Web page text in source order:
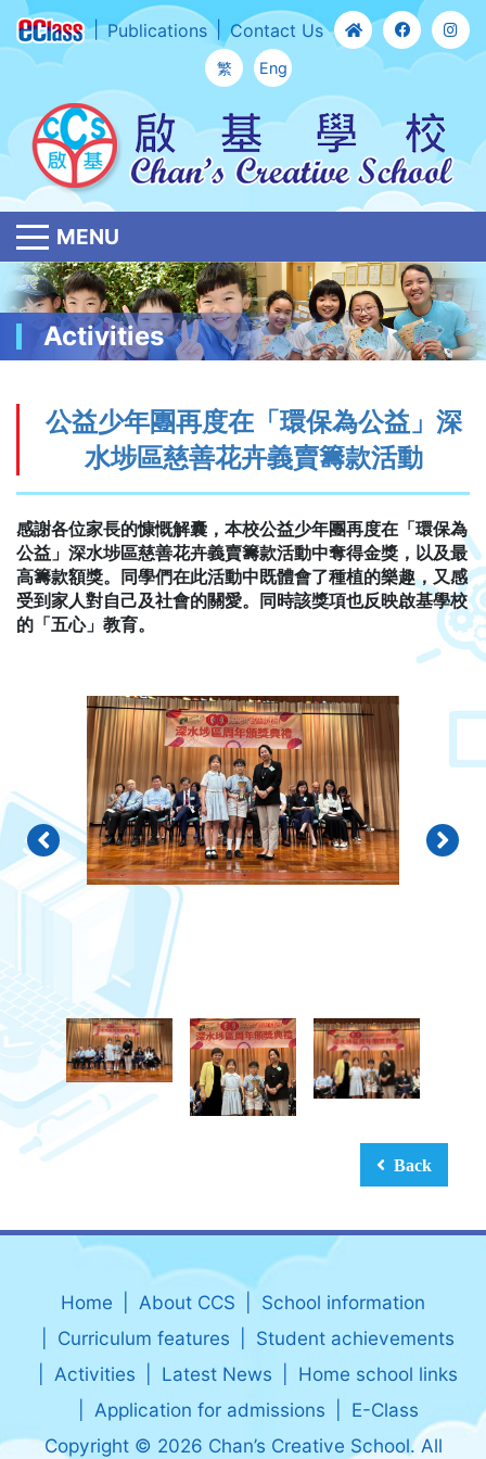
Publications Contact Us
繁 Eng
MENU
Activities
公益少年團再度在「環保為公益」深
水埗區慈善花卉義賣籌款活動
感謝各位家長的慷慨解囊，本校公益少年團再度在「環保為
公益」深水埗區慈善花卉義賣籌款活動中奪得金獎，以及最
高籌款額獎。同學們在此活動中既體會了種植的樂趣，又感
受到家人對自己及社會的關愛。同時該獎項也反映啟基學校
的「五心」教育。
Back
Home About CCS
School information
Curriculum features
Student achievements
Activities
Latest News
Home school links
Application for admissions
E-Class
Copyright © 2026 Chan’s Creative School. All